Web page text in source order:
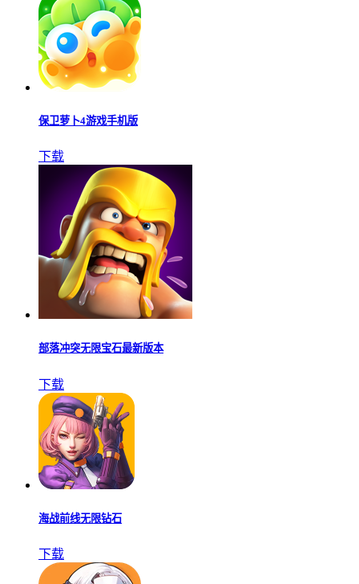
保卫萝卜4游戏手机版
下载
部落冲突无限宝石最新版本
下载
海战前线无限钻石
下载